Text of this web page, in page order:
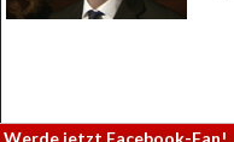
Werde jetzt Facebook-Fan!